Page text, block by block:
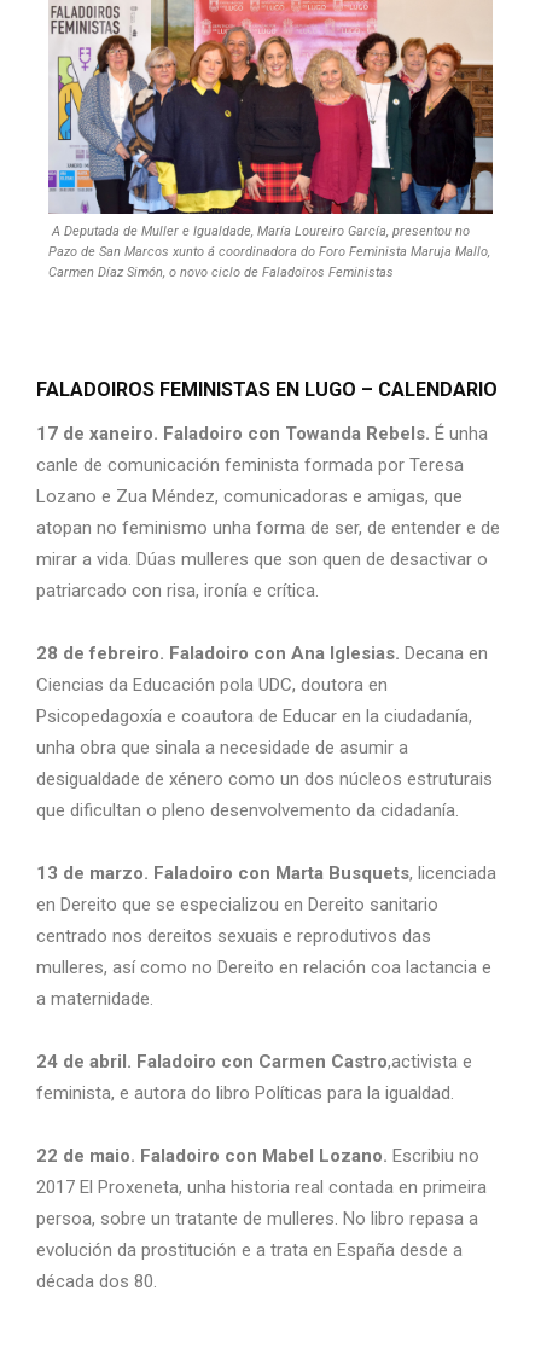
A Deputada de Muller e Igualdade, María Loureiro García, presentou no
Pazo de San Marcos xunto á coordinadora do Foro Feminista Maruja Mallo,
Carmen Díaz Simón, o novo ciclo de Faladoiros Feministas
FALADOIROS FEMINISTAS EN LUGO – CALENDARIO
17 de xaneiro. Faladoiro con Towanda Rebels. É unha
canle de comunicación feminista formada por Teresa
Lozano e Zua Méndez, comunicadoras e amigas, que
atopan no feminismo unha forma de ser, de entender e de
mirar a vida. Dúas mulleres que son quen de desactivar o
patriarcado con risa, ironía e crítica.
28 de febreiro. Faladoiro con Ana Iglesias. Decana en
Ciencias da Educación pola UDC, doutora en
Psicopedagoxía e coautora de Educar en la ciudadanía,
unha obra que sinala a necesidade de asumir a
desigualdade de xénero como un dos núcleos estruturais
que dificultan o pleno desenvolvemento da cidadanía.
13 de marzo. Faladoiro con Marta Busquets, licenciada
en Dereito que se especializou en Dereito sanitario
centrado nos dereitos sexuais e reprodutivos das
mulleres, así como no Dereito en relación coa lactancia e
a maternidade.
24 de abril. Faladoiro con Carmen Castro,activista e
feminista, e autora do libro Políticas para la igualdad.
22 de maio. Faladoiro con Mabel Lozano. Escribiu no
2017 El Proxeneta, unha historia real contada en primeira
persoa, sobre un tratante de mulleres. No libro repasa a
evolución da prostitución e a trata en España desde a
década dos 80.